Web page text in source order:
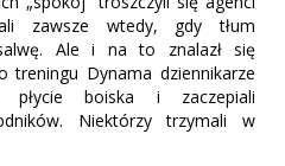
zawsze wtedy, gdy tłum
Ale i na to znalazł się
treningu Dynama dziennikarze
boiska i zaczepiali
Niektórzy trzymali w